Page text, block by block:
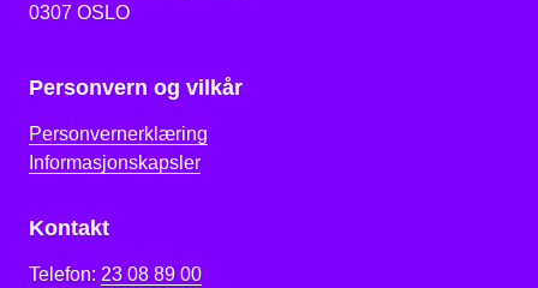
0307 OSLO
Personvern og vilkår
Personvernerklæring
Informasjonskapsler
Kontakt
Telefon: 23 08 89 00